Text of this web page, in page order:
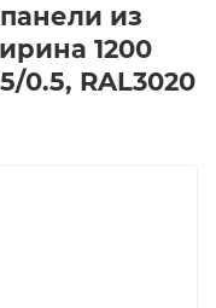
из
1200
0.5, RAL3020